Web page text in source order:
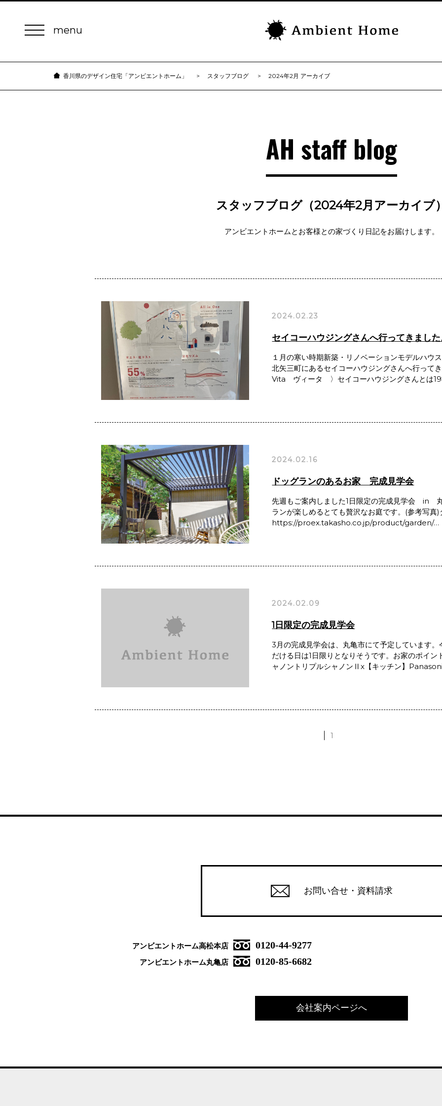
香川県のデザイン住宅「アンビエントホーム」 スタッフブログ 2024年2月 アーカイブ
AH staff blog
スタッフブログ（2024年2月アーカイブ）
アンビエントホームとお客様との家づくり日記をお届けします。
2024.02.23
セイコーハウジングさんへ行ってきました
１月の寒い時期新築・リノベーションモデルハウ
北矢三町にあるセイコーハウジングさんへ行っ
Vita ヴィータ 〉セイコーハウジングさんとは
2024.02.16
ドッグランのあるお家 完成見学会
先週もご案内しました1日限定の完成見学会 in
ランが楽しめるとても贅沢なお庭です。(参考写
https://proex.takasho.co.jp/product/garden/…
2024.02.09
1日限定の完成見学会
3月の完成見学会は、丸亀市にて予定しています
だける日は1日限りとなりそうです。お家のポイ
ャノントリプルシャノンⅡx【キッチン】
1
お問い合せ・資料請求
アンビエントホーム高松本店 0120-44-9277
アンビエントホーム丸亀店 0120-85-6682
会社案内ページへ